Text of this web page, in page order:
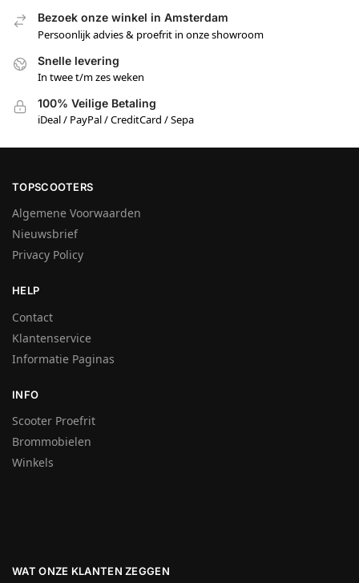
Bezoek onze winkel in Amsterdam
Persoonlijk advies & proefrit in onze showroom
Snelle levering
In twee t/m zes weken
100% Veilige Betaling
iDeal / PayPal / CreditCard / Sepa
TOPSCOOTERS
Algemene Voorwaarden
Nieuwsbrief
Privacy Policy
HELP
Contact
Klantenservice
Informatie Paginas
INFO
Scooter Proefrit
Brommobielen
Winkels
WAT ONZE KLANTEN ZEGGEN